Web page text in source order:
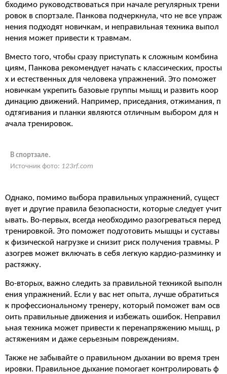
бходимо руководствоваться при начале регулярных трени
ровок в спортзале. Панкова подчеркнула, что не все упраж
нения подходят новичкам, и неправильная техника выпол
нения может привести к травмам.
Вместо того, чтобы сразу приступать к сложным комбина
циям, Панкова рекомендует начать с классических, просты
х и естественных для человека упражнений. Это поможет
новичкам укрепить базовые группы мышц и развить коор
динацию движений. Например, приседания, отжимания, п
одтягивания и планки являются отличным выбором для н
ачала тренировок.
В спортзале.
Источник фото: 123rf.com
Однако, помимо выбора правильных упражнений, сущест
вует и другие правила безопасности, которые следует учит
ывать. Во-первых, всегда необходимо разогреваться перед
тренировкой. Это поможет подготовить мышцы и суставы
к физической нагрузке и снизит риск получения травмы. Р
азогрев может включать в себя легкую кардио-разминку и
растяжку.
Во-вторых, важно следить за правильной техникой выполн
ения упражнений. Если у вас нет опыта, лучше обратиться
к профессиональному тренеру, который поможет вам осв
оить правильные движения и избежать ошибок. Неправил
ьная техника может привести к перенапряжению мышц, р
астяжениям и даже серьезным повреждениям.
Также не забывайте о правильном дыхании во время трен
ировки. Правильное дыхание помогает контролировать ф